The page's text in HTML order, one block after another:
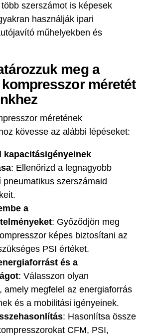
szerszámot is képesek
használják ipari
műhelyekben és
meg a
méretét
méretének
kövesse az alábbi lépéseket:
kapacitásigényeinek
: Ellenőrizd a legnagyobb
pneumatikus szerszámaid
a
: Győződjön meg
képes biztosítani az
PSI értéket.
és a
: Válasszon olyan
amely megfelel az energiaforrás
és a mobilitási igényeinek.
: Hasonlítsa össze
CFM, PSI,